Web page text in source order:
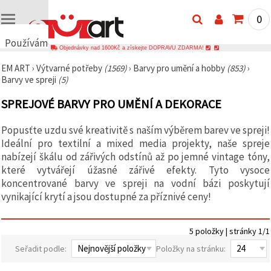
Používáme
🍪
Používáme
podobné
technologie,
zajistili
správné
fungování
webu,
zlepšili vaše
při jeho
používání a
souhlasem
0
Objednávky nad 1600Kč a získejte DOPRAVU ZDARMA!
EM ART › Výtvarné potřeby (1569)› Barvy pro umění a hobby (853)›
Barvy ve spreji (5)
SPREJOVÉ BARVY PRO UMĚNÍ A DEKORACE
Popusťte uzdu své kreativitě s naším výběrem barev ve spreji!
Ideální pro textilní a mixed media projekty, naše spreje
nabízejí škálu od zářivých odstínů až po jemné vintage tóny,
které vytvářejí úžasné zářivé efekty. Tyto vysoce
koncentrované barvy ve spreji na vodní bázi poskytují
vynikající krytí a jsou dostupné za příznivé ceny!
5 položky | stránky 1/1
Seřadit podle:
Položky na stránku: